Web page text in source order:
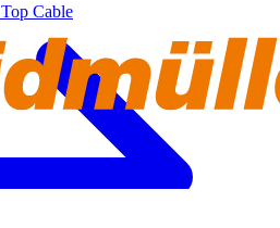
Top Cable